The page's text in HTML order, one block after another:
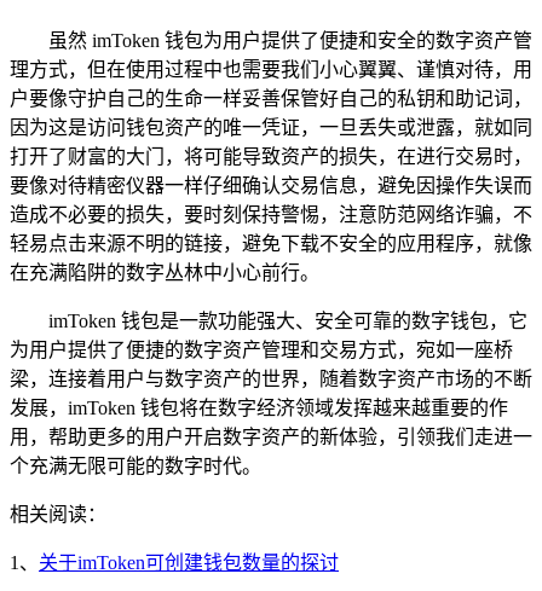
虽然 imToken 钱包为用户提供了便捷和安全的数字资产管
理方式，但在使用过程中也需要我们小心翼翼、谨慎对待，用
户要像守护自己的生命一样妥善保管好自己的私钥和助记词，
因为这是访问钱包资产的唯一凭证，一旦丢失或泄露，就如同
打开了财富的大门，将可能导致资产的损失，在进行交易时，
要像对待精密仪器一样仔细确认交易信息，避免因操作失误而
造成不必要的损失，要时刻保持警惕，注意防范网络诈骗，不
轻易点击来源不明的链接，避免下载不安全的应用程序，就像
在充满陷阱的数字丛林中小心前行。
imToken 钱包是一款功能强大、安全可靠的数字钱包，它
为用户提供了便捷的数字资产管理和交易方式，宛如一座桥
梁，连接着用户与数字资产的世界，随着数字资产市场的不断
发展，imToken 钱包将在数字经济领域发挥越来越重要的作
用，帮助更多的用户开启数字资产的新体验，引领我们走进一
个充满无限可能的数字时代。
相关阅读：
1、 关于imToken可创建钱包数量的探讨